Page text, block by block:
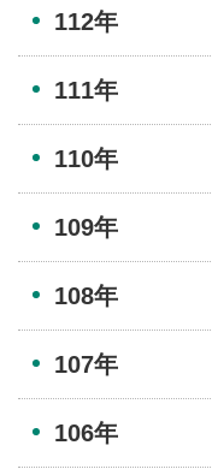
112年
111年
110年
109年
108年
107年
106年